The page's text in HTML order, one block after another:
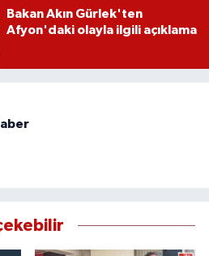
Bakan Akın Gürlek'ten
Afyon'daki olayla ilgili açıklama